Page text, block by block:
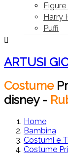
Harry
Puffi

ARTUSI
Costume
disney -
Home
Bambina
Costumi e
Costume